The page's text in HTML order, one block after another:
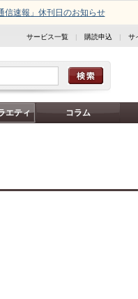
信速報」休刊日のお知らせ
サービス一覧 | 購読申込 | サ
エティ コラム